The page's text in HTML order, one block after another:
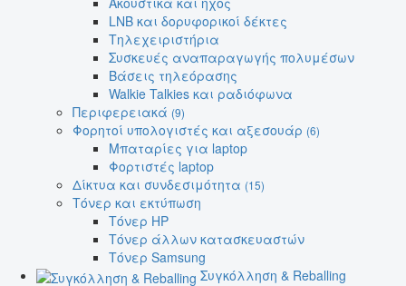
LNB και δορυφορικοί δέκτες
Τηλεχειριστήρια
Συσκευές αναπαραγωγής πολυμέσων
Βάσεις τηλεόρασης
Walkie Talkies και ραδιόφωνα
Περιφερειακά (9)
Φορητοί υπολογιστές και αξεσουάρ (6)
Μπαταρίες για laptop
Φορτιστές laptop
Δίκτυα και συνδεσιμότητα (15)
Τόνερ και εκτύπωση
Τόνερ HP
Τόνερ άλλων κατασκευαστών
Τόνερ Samsung
Συγκόλληση & Reballing